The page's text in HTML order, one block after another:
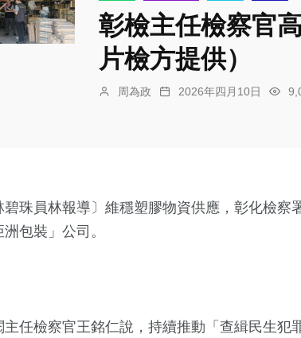
彰檢主任檢察官
片檢方提供）
周為政 2026年四月10日
碧珠員林報導〕維穩塑膠物資供應，彰化檢
包裝」公司。
主任檢察官王銘仁說，持續推動「查緝民生犯